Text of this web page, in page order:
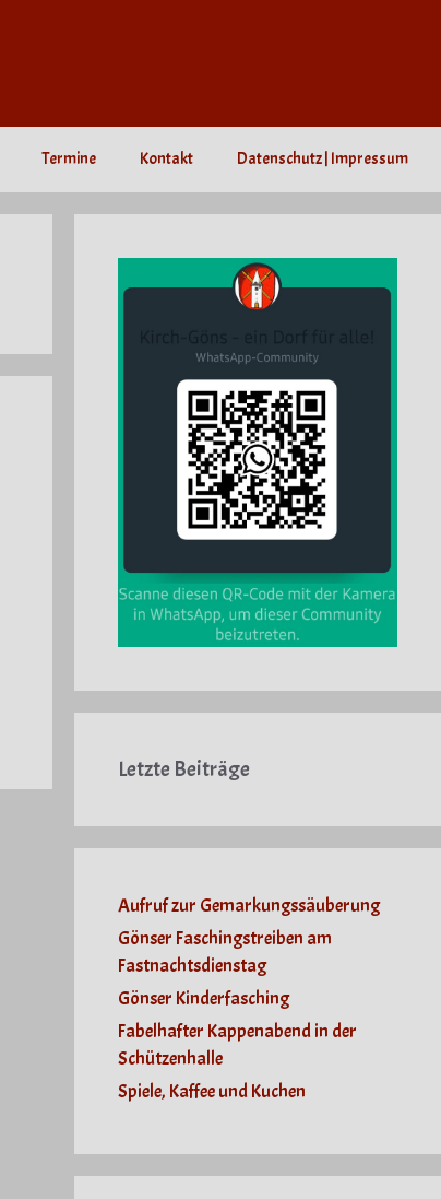
Termine Kontakt Datenschutz | Impressum
Letzte Beiträge
Aufruf zur Gemarkungssäuberung
Gönser Faschingstreiben am
Fastnachtsdienstag
Gönser Kinderfasching
Fabelhafter Kappenabend in der
Schützenhalle
Spiele, Kaffee und Kuchen